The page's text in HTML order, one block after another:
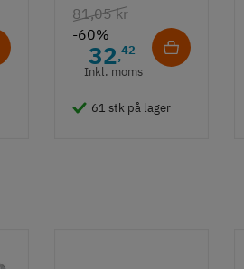
- 490 mm
81,05 kr
-60%
32,42
Inkl. moms
61 stk på lager